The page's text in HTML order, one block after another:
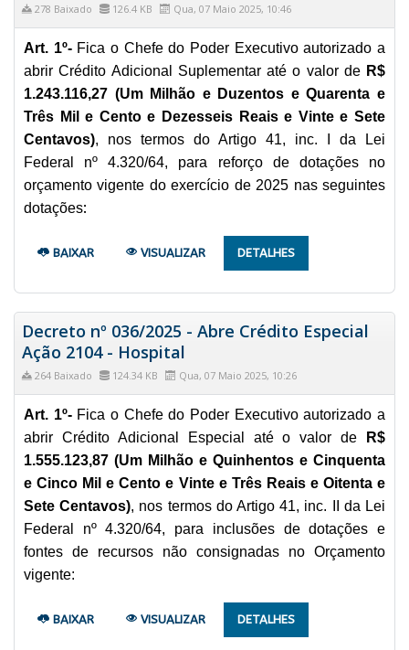
278 Baixado 126.4 KB Qua, 07 Maio 2025, 10:46
Art. 1º- Fica o Chefe do Poder Executivo autorizado a
abrir Crédito Adicional Suplementar até o valor de R$
1.243.116,27 (Um Milhão e Duzentos e Quarenta e
Três Mil e Cento e Dezesseis Reais e Vinte e Sete
Centavos), nos termos do Artigo 41, inc. I da Lei
Federal nº 4.320/64, para reforço de dotações no
orçamento vigente do exercício de 2025 nas seguintes
dotações:
BAIXAR VISUALIZAR DETALHES
Decreto nº 036/2025 - Abre Crédito Especial
Ação 2104 - Hospital
264 Baixado 124.34 KB Qua, 07 Maio 2025, 10:26
Art. 1º- Fica o Chefe do Poder Executivo autorizado a
abrir Crédito Adicional Especial até o valor de
R$
1.555.123,87 (Um Milhão e Quinhentos e Cinquenta
e Cinco Mil e Cento e Vinte e Três Reais e Oitenta e
Sete Centavos), nos termos do Artigo 41, inc. II da Lei
Federal nº 4.320/64, para inclusões de dotações e
fontes de recursos não consignadas no Orçamento
vigente:
BAIXAR VISUALIZAR DETALHES